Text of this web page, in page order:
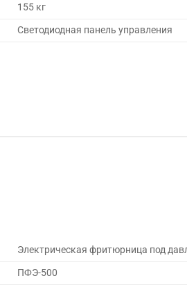
155 кг
Светодиодная панель управления
Электрическая фритюрница под
ПФЭ-500